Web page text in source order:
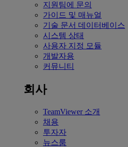
지원팀에 문의
가이드 및 매뉴얼
기술 문서 데이터베이스
시스템 상태
사용자 지정 모듈
개발자용
커뮤니티
회사
TeamViewer 소개
채용
투자자
뉴스룸